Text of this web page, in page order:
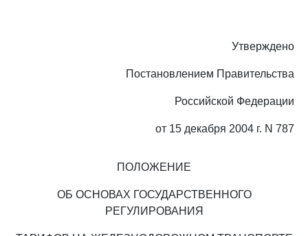
Утверждено
Постановлением Правительства
Российской Федерации
от 15 декабря 2004 г. N 787
ПОЛОЖЕНИЕ
ОБ ОСНОВАХ ГОСУДАРСТВЕННОГО
РЕГУЛИРОВАНИЯ